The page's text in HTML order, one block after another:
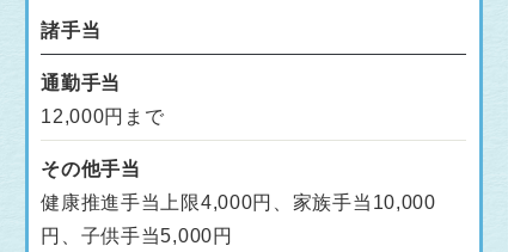
諸手当
通勤手当
12,000円まで
その他手当
健康推進手当上限4,000円、家族手当10,000
円、子供手当5,000円